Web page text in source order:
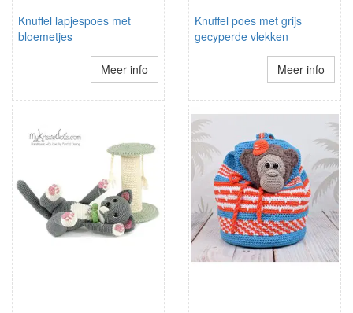
Knuffel lapjespoes met
bloemetjes
Meer info
Knuffel poes met grijs
gecyperde vlekken
Meer info